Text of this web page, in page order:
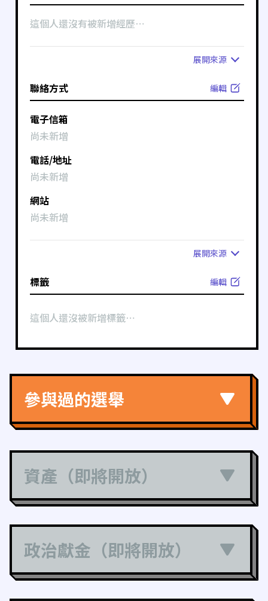
這個人還沒有被新增經歷⋯
展開來源
聯絡方式 編輯
電子信箱
尚未新增
電話/地址
尚未新增
網站
尚未新增
展開來源
標籤 編輯
這個人還沒被新增標籤⋯
參與過的選舉
資產（即將開放）
政治獻金（即將開放）